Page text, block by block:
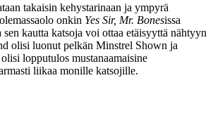
takaisin kehystarinaan ja ympyrä
onkin Yes Sir, Mr. Bonesissa
kautta katsoja voi ottaa etäisyyttä nähtyyn
olisi luonut pelkän Minstrel Shown ja
lopputulos mustanaamaisine
liikaa monille katsojille.